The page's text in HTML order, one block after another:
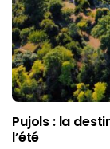
Pujols : la
l’été